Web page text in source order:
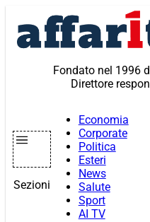
contenuto
Fondato nel 1996
Direttore
Sezioni
Economia
Corporate
Politica
Esteri
News
Salute
Sport
AI TV